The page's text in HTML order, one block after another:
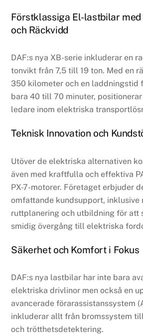
Förstklassiga El-lastbilar
och Räckvidd
DAF:s nya XB-serie inkluderar en
tonvikt från 7,5 till 19 ton. Med en
350 kilometer och en laddningstid
bara 40 till 70 minuter, positionerar
ledare inom elektriska
Teknisk Innovation och
Utöver de elektriska alternativen
även med kraftfulla och effektiva
PX-7-motorer. Företaget erbjuder
omfattande kundsupport, inklusive
ruttplanering och utbildning för att
smidig övergång till elektriska
Säkerhet och Komfort i Fokus
DAF:s nya lastbilar har inte bara
elektriska drivlinor men också en
avancerade förarassistanssystem
inkluderar allt från bromssystem
och trötthetsdetektering.